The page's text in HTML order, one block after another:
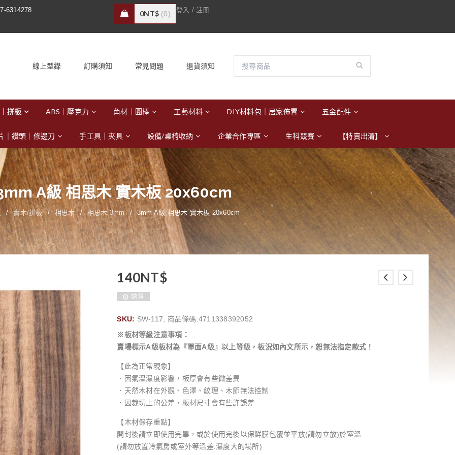
6314278 0NT$ 0 登入 / 註冊
線上型錄 訂購須知 常見問題 退貨須知
拼板 ABS｜壓克力 角材｜圓棒 工藝材料 DIY材料包｜居家佈置 五金配件
｜鑽頭｜修邊刀 手工具｜夾具 設備/桌椅收納 企業合作專區 生科競賽 【特賣出清】
A級 相思木 實木板 20x60cm
/ 實木/拼板 / 相思木 / 相思木 3mm / 3mm A級 相思木 實木板 20x60cm
140NT$
缺貨
SKU: SW-117, 商品條碼:4711338392052
※板材等級注意事項：
賣場標示A級板材為『單面A級』以上等級，板況如內文所示，恕無法指定款式！
【此為正常現象】
．因氣溫濕度影響，板厚會有些微差異
．天然木材在外觀、色澤、紋理、木節無法控制
．因裁切上的公差，板材尺寸會有些許誤差
【木材保存重點】
開封後請立即使用完畢，或於使用完後以保鮮膜包覆並平放(請勿立放)於室溫
(請勿放置冷氣房或室外等溫差.濕度大的場所)